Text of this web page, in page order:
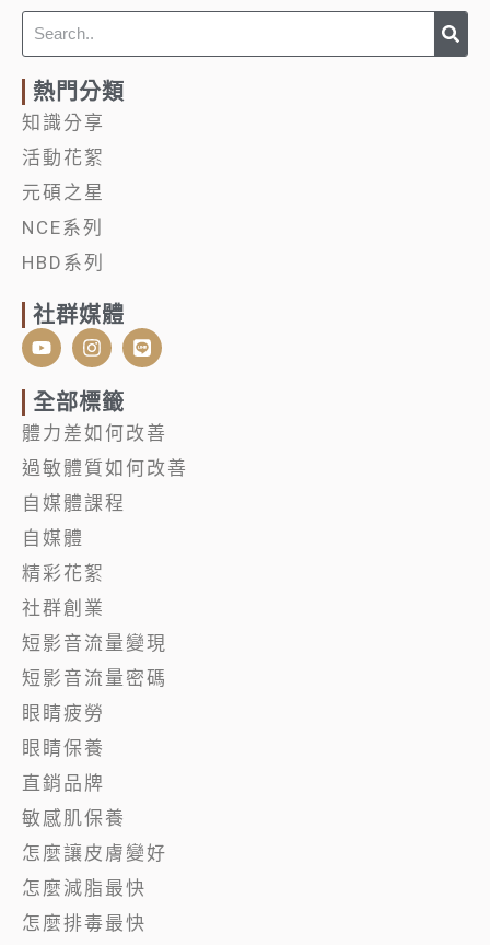
Search
熱門分類
知識分享
活動花絮
元碩之星
NCE系列
HBD系列
社群媒體
Y
o
u
t
u
b
e
I
n
s
t
a
g
r
a
m
L
i
n
全部標籤
體力差如何改善
過敏體質如何改善
自媒體課程
自媒體
精彩花絮
社群創業
短影音流量變現
短影音流量密碼
眼睛疲勞
眼睛保養
直銷品牌
敏感肌保養
怎麼讓皮膚變好
怎麼減脂最快
怎麼排毒最快